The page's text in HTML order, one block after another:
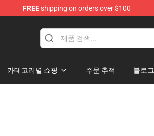
FREEshipping on orders over $100
카테고리별 쇼핑 주문 추적 블로그